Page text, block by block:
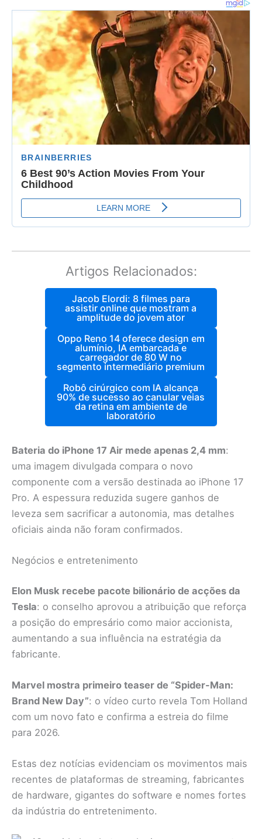
Artigos Relacionados:
Jacob Elordi: 8 filmes para
assistir online que mostram a
amplitude do jovem ator
Oppo Reno 14 oferece design em
alumínio, IA embarcada e
carregador de 80 W no
segmento intermediário premium
Robô cirúrgico com IA alcança
90% de sucesso ao canular veias
da retina em ambiente de
laboratório
Bateria do iPhone 17 Air mede apenas 2,4 mm:
uma imagem divulgada compara o novo
componente com a versão destinada ao iPhone 17
Pro. A espessura reduzida sugere ganhos de
leveza sem sacrificar a autonomia, mas detalhes
oficiais ainda não foram confirmados.
Negócios e entretenimento
Elon Musk recebe pacote bilionário de acções da
Tesla: o conselho aprovou a atribuição que reforça
a posição do empresário como maior accionista,
aumentando a sua influência na estratégia da
fabricante.
Marvel mostra primeiro teaser de “Spider-Man:
Brand New Day”: o vídeo curto revela Tom Holland
com um novo fato e confirma a estreia do filme
para 2026.
Estas dez notícias evidenciam os movimentos mais
recentes de plataformas de streaming, fabricantes
de hardware, gigantes do software e nomes fortes
da indústria do entretenimento.